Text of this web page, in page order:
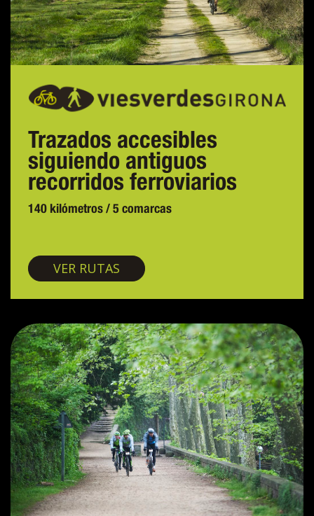
Trazados accesibles
siguiendo antiguos
recorridos ferroviarios
140 kilómetros / 5 comarcas
VER RUTAS Vías verdes